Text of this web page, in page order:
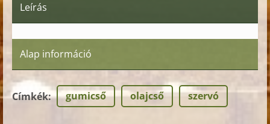
Leírás
Alap információ
Címkék: gumicső olajcső szervó